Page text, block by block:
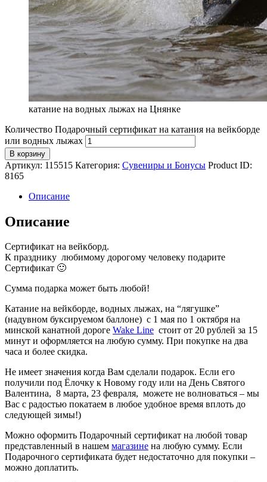
катание на водных лыжах на Цнянке
Количество Подарочный сертификат на катания на вейкборде
или водных лыжах
В корзину
Артикул: 115515 Категория: Сувениры и Бонусы Product ID:
8165
Описание
Описание
Сертификат на вейкборд.
К празднику любимому дорогому человеку подарите
Сертификат 🙂
Сумма подарка может быть любой!
Катание на вейкборде, водных лыжах, на “лягушке”
(надувном буксируемом баллоне) с 1 мая по 1 октября на
минской канатной дороге Wake Line стоит от 20 рублей за 15
минут и оформляется на любую сумму. При покупке на два
часа и более скидка.
Не имеет значения когда Вам сделали подарок. Если его
получили под Ёлочку к Новому году или на День Святого
Валентина, 8 марта, 23 февраля, можете не волноваться – мы
Вас с радостью покатаем в любое удобное время вплоть до
следующей зимы!)
Можно оформить Подарочный сертификат на любой товар
представленный в нашем магазине на любую сумму. Если
Подарочного сертификата будет недостаточно для покупки –
можно доплатить.